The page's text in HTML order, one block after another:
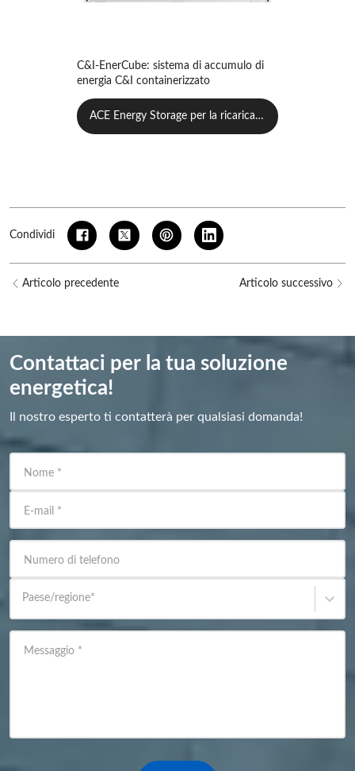
C&I-EnerCube: sistema di accumulo di
energia C&I containerizzato
ACE Energy Storage per la ricarica d
Condividi
Articolo precedente Articolo successivo
Contattaci per la tua soluzione
energetica!
Il nostro esperto ti contatterà per qualsiasi domanda!
Nome *
E-mail *
Numero di telefono
Paese/regione*
Messaggio *